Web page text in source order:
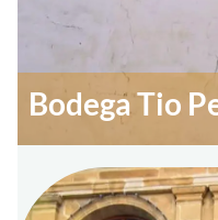
Bodega Tio